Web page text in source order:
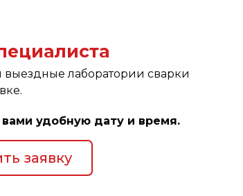
лаборатории сварки
удобную дату и время.
заявку